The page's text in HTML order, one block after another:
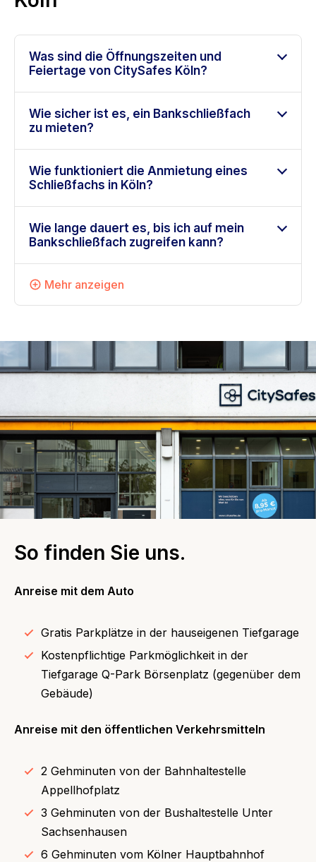
Was sind die Öffnungszeiten und
Feiertage von CitySafes Köln?
Wie sicher ist es, ein Bankschließfach
zu mieten?
Wie funktioniert die Anmietung eines
Schließfachs in Köln?
Wie lange dauert es, bis ich auf mein
Bankschließfach zugreifen kann?
Mehr anzeigen
So finden Sie uns.
Anreise mit dem Auto
Gratis Parkplätze in der hauseigenen Tiefgarage
Kostenpflichtige Parkmöglichkeit in der
Tiefgarage Q-Park Börsenplatz (gegenüber dem
Gebäude)
Anreise mit den öffentlichen Verkehrsmitteln
2 Gehminuten von der Bahnhaltestelle
Appellhofplatz
3 Gehminuten von der Bushaltestelle Unter
Sachsenhausen
6 Gehminuten vom Kölner Hauptbahnhof